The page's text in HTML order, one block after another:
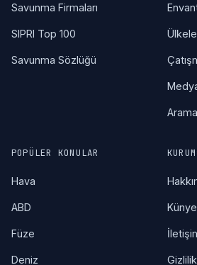
Savunma Firmaları
SIPRI Top 100
Savunma Sözlüğü
Arama
POPÜLER KONULAR
Hava
ABD
Füze
Deniz
Künye
Gizlilik